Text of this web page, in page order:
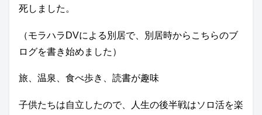
死しました。
（モラハラDVによる別居で、別居時からこちらのブ
ログを書き始めました）
旅、温泉、食べ歩き、読書が趣味
子供たちは自立したので、人生の後半戦はソロ活を楽